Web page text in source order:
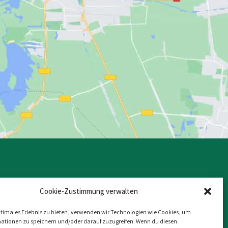
Cookie-Zustimmung verwalten
Erlebnis zu bieten, verwenden wir Technologien wie Cookies, um
zu speichern und/oder darauf zuzugreifen. Wenn du diesen
Berlin
Rechtliches
Impressum